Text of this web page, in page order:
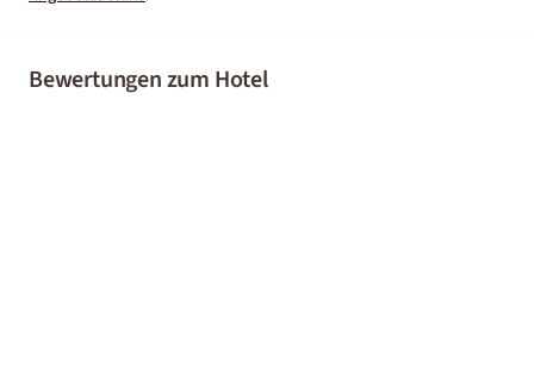
Bewertungen zum Hotel